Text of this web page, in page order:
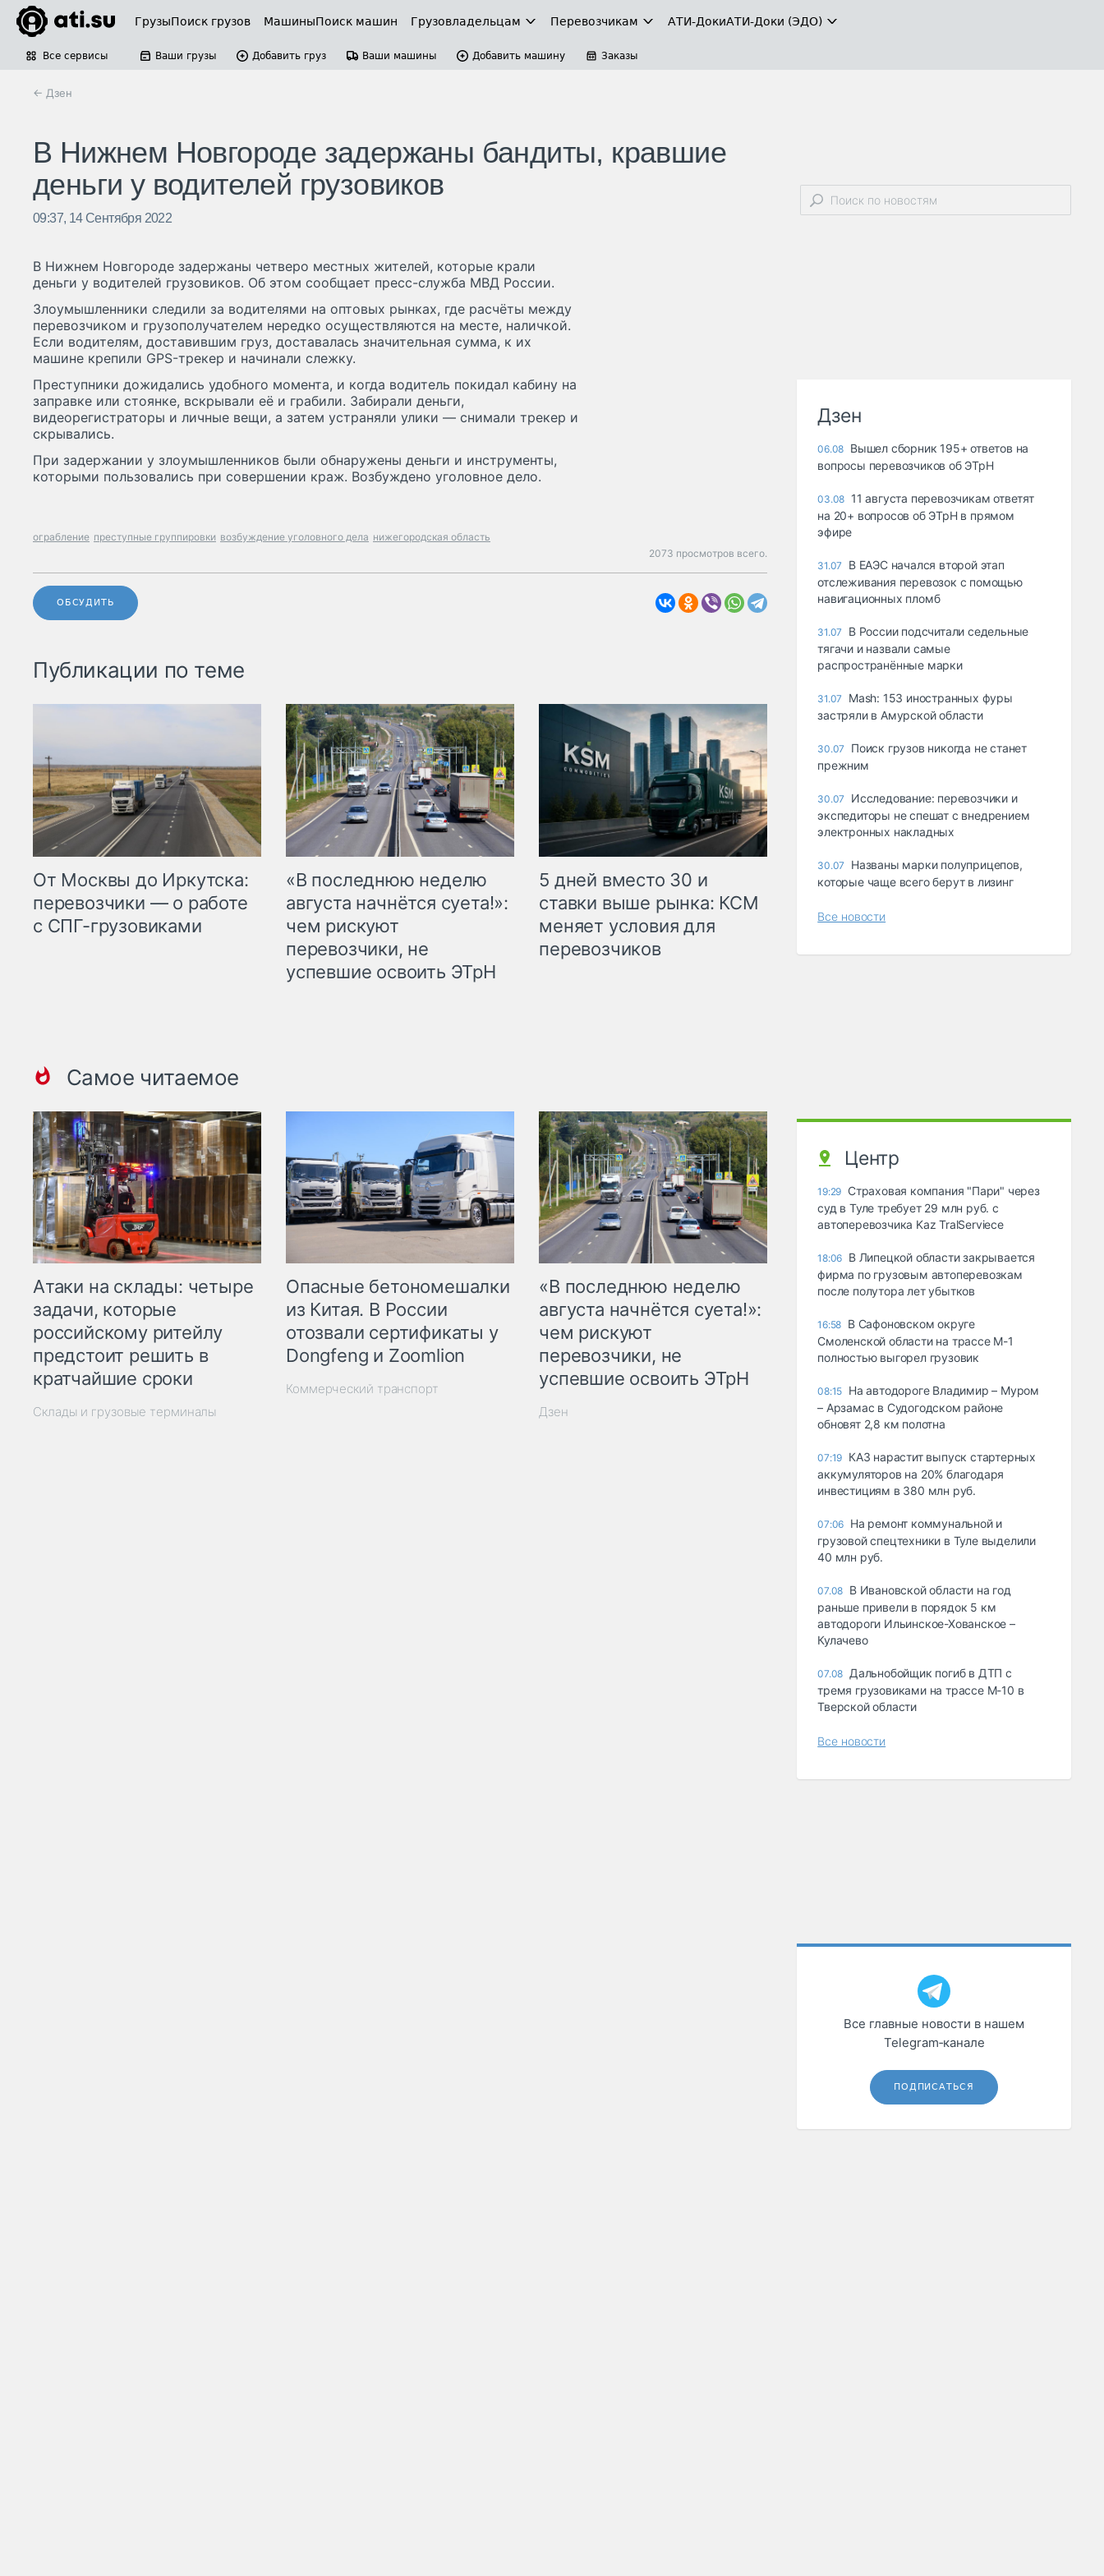
ГрузыПоиск грузов МашиныПоиск машин Грузовладельцам Перевозчикам АТИ-ДокиАТИ-Доки (ЭДО)
Все сервисы Ваши грузы Добавить груз Ваши машины Добавить машину Заказы
← Дзен
В Нижнем Новгороде задержаны бандиты, кравшие
деньги у водителей грузовиков
09:37, 14 Сентября 2022
В Нижнем Новгороде задержаны четверо местных жителей, которые крали
деньги у водителей грузовиков. Об этом сообщает пресс-служба МВД России.
Злоумышленники следили за водителями на оптовых рынках, где расчёты между
перевозчиком и грузополучателем нередко осуществляются на месте, наличкой.
Если водителям, доставившим груз, доставалась значительная сумма, к их
машине крепили GPS-трекер и начинали слежку.
Преступники дожидались удобного момента, и когда водитель покидал кабину на
заправке или стоянке, вскрывали её и грабили. Забирали деньги,
видеорегистраторы и личные вещи, а затем устраняли улики — снимали трекер и
скрывались.
При задержании у злоумышленников были обнаружены деньги и инструменты,
которыми пользовались при совершении краж. Возбуждено уголовное дело.
ограбление преступные группировки возбуждение уголовного дела нижегородская область
2073 просмотров всего.
ОБСУДИТЬ
Публикации по теме
От Москвы до Иркутска:
перевозчики — о работе
с СПГ-грузовиками
«В последнюю неделю
августа начнётся суета!»:
чем рискуют
перевозчики, не
успевшие освоить ЭТрН
5 дней вместо 30 и
ставки выше рынка: КСМ
меняет условия для
перевозчиков
Самое читаемое
Атаки на склады: четыре
задачи, которые
российскому ритейлу
предстоит решить в
кратчайшие сроки
Склады и грузовые терминалы
Опасные бетономешалки
из Китая. В России
отозвали сертификаты у
Dongfeng и Zoomlion
Коммерческий транспорт
«В последнюю неделю
августа начнётся суета!»:
чем рискуют
перевозчики, не
успевшие освоить ЭТрН
Дзен
Дзен
06.08 Вышел сборник 195+ ответов на
вопросы перевозчиков об ЭТрН
03.08 11 августа перевозчикам ответят
на 20+ вопросов об ЭТрН в прямом
эфире
31.07
В ЕАЭС начался второй этап
отслеживания перевозок с помощью
навигационных пломб
31.07
В России подсчитали седельные
тягачи и назвали самые
распространённые марки
31.07
Mash: 153 иностранных фуры
застряли в Амурской области
30.07
Поиск грузов никогда не станет
прежним
30.07
Исследование: перевозчики и
экспедиторы не спешат с внедрением
электронных накладных
30.07
Названы марки полуприцепов,
которые чаще всего берут в лизинг
Все новости
Центр
19:29 Страховая компания "Пари" через
суд в Туле требует 29 млн руб. с
автоперевозчика Kaz TralServiece
18:06 В Липецкой области закрывается
фирма по грузовым автоперевозкам
после полутора лет убытков
16:58 В Сафоновском округе
Смоленской области на трассе М-1
полностью выгорел грузовик
08:15 На автодороге Владимир – Муром
– Арзамас в Судогодском районе
обновят 2,8 км полотна
07:19 КАЗ нарастит выпуск стартерных
аккумуляторов на 20% благодаря
инвестициям в 380 млн руб.
07:06 На ремонт коммунальной и
грузовой спецтехники в Туле выделили
40 млн руб.
07.08 В Ивановской области на год
раньше привели в порядок 5 км
автодороги Ильинское-Хованское –
Кулачево
07.08 Дальнобойщик погиб в ДТП с
тремя грузовиками на трассе М-10 в
Тверской области
Все новости
Все главные новости в нашем
Telegram‑канале
ПОДПИСАТЬСЯ